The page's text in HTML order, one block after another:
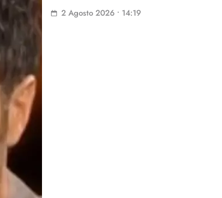
2 Agosto 2026 • 14:19